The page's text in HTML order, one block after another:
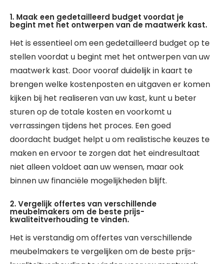
1. Maak een gedetailleerd budget voordat je
begint met het ontwerpen van de maatwerk kast.
Het is essentieel om een gedetailleerd budget op te
stellen voordat u begint met het ontwerpen van uw
maatwerk kast. Door vooraf duidelijk in kaart te
brengen welke kostenposten en uitgaven er komen
kijken bij het realiseren van uw kast, kunt u beter
sturen op de totale kosten en voorkomt u
verrassingen tijdens het proces. Een goed
doordacht budget helpt u om realistische keuzes te
maken en ervoor te zorgen dat het eindresultaat
niet alleen voldoet aan uw wensen, maar ook
binnen uw financiële mogelijkheden blijft.
2. Vergelijk offertes van verschillende
meubelmakers om de beste prijs-
kwaliteitverhouding te vinden.
Het is verstandig om offertes van verschillende
meubelmakers te vergelijken om de beste prijs-